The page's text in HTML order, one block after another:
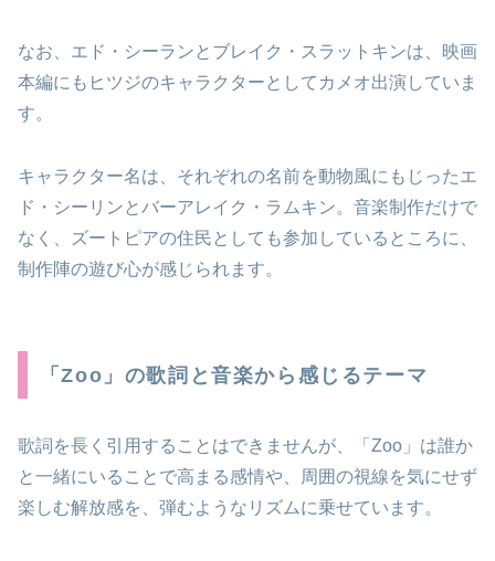
なお、エド・シーランとブレイク・スラットキンは、映画
本編にもヒツジのキャラクターとしてカメオ出演していま
す。
キャラクター名は、それぞれの名前を動物風にもじったエ
ド・シーリンとバーアレイク・ラムキン。音楽制作だけで
なく、ズートピアの住民としても参加しているところに、
制作陣の遊び心が感じられます。
「Zoo」の歌詞と音楽から感じるテーマ
歌詞を長く引用することはできませんが、「Zoo」は誰か
と一緒にいることで高まる感情や、周囲の視線を気にせず
楽しむ解放感を、弾むようなリズムに乗せています。